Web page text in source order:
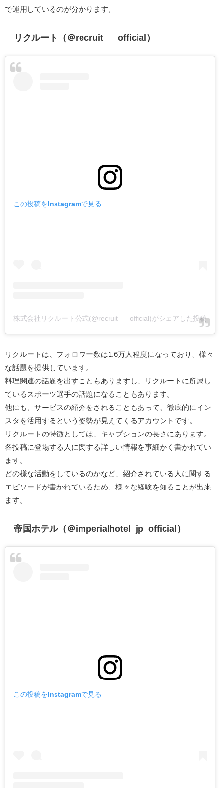
で運用しているのが分かります。
リクルート（＠recruit___official）
この投稿をInstagramで見る
株式会社リクルート公式(@recruit___official)がシェアした投稿
リクルートは、フォロワー数は1.6万人程度になっており、様々
な話題を提供しています。
料理関連の話題を出すこともありますし、リクルートに所属し
ているスポーツ選手の話題になることもあります。
他にも、サービスの紹介をされることもあって、徹底的にイン
スタを活用するという姿勢が見えてくるアカウントです。
リクルートの特徴としては、キャプションの長さにあります。
各投稿に登場する人に関する詳しい情報を事細かく書かれてい
ます。
どの様な活動をしているのかなど、紹介されている人に関する
エピソードが書かれているため、様々な経験を知ることが出来
ます。
帝国ホテル（＠imperialhotel_jp_official）
この投稿をInstagramで見る